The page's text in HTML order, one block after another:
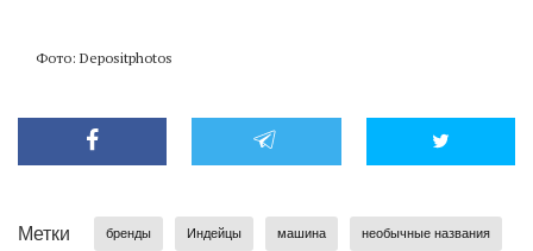
Фото: Depositphotos
Метки бренды Индейцы машина необычные названия